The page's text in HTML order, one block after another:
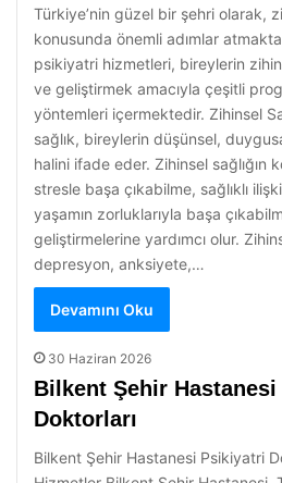
Türkiye’nin güzel bir şehri olarak,
konusunda önemli adımlar
psikiyatri hizmetleri, bireylerin
ve geliştirmek amacıyla çeşitli
yöntemleri içermektedir. Zihinsel
sağlık, bireylerin düşünsel,
halini ifade eder. Zihinsel sağlığın
stresle başa çıkabilme, sağlıklı
yaşamın zorluklarıyla başa
geliştirmelerine yardımcı olur.
depresyon, anksiyete,…
Devamını Oku
30 Haziran 2026
Bilkent Şehir
Doktorları
Bilkent Şehir Hastanesi Psikiyatri